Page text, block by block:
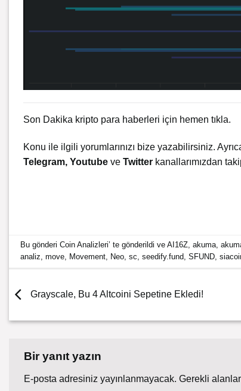
Son Dakika kripto para haberleri için hemen tıkla.
Konu ile ilgili yorumlarınızı bize yazabilirsiniz.
Telegram, Youtube ve Twitter kanallarımızdan
Bu gönderiCoin Analizleri’ te gönderildi veAI16Z,akuma,
analiz,move, Movement, Neo,sc,seedify.fund,SFUND,
Grayscale, Bu 4 Altcoini Sepetine Ekledi!
Bir yanıt yazın
E-posta adresiniz yayınlanmayacak. Gerekli alanlar